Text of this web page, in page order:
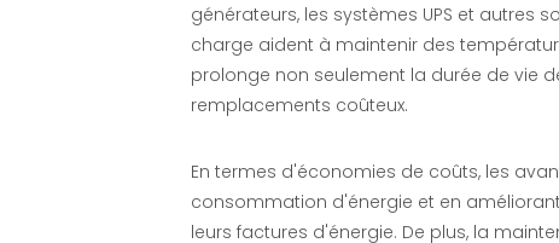
générateurs, les systèmes UPS et
charge aident à maintenir des
prolonge non seulement la durée de vie
remplacements coûteux.
En termes d'économies de coûts, les
consommation d'énergie et en
leurs factures d'énergie. De plus, la